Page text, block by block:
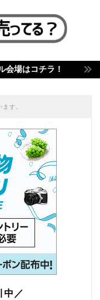
会場はコチラ！
す。
中／